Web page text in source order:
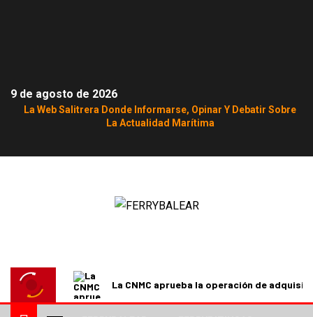
9 de agosto de 2026
La Web Salitrera Donde Informarse, Opinar Y Debatir Sobre
La Actualidad Marítima
La CNMC aprueba la operación de